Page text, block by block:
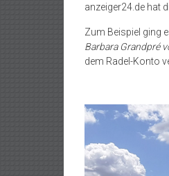
anzeiger24.de hat
Zum Beispiel ging
Barbara Grandpré
dem Radel-Konto